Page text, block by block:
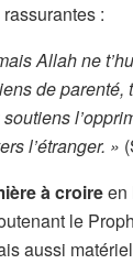
:
Allah ne
de parenté,
l’étranger. »
à croireen
le
aussi